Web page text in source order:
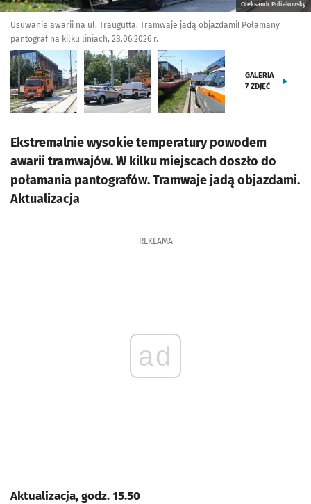
Oleksandr Poliakovsky
Usuwanie awarii na ul. Traugutta. Tramwaje jadą objazdami! Połamany
pantograf na kilku liniach, 28.06.2026 r.
GALERIA
7 ZDJĘĆ
Ekstremalnie wysokie temperatury powodem
awarii tramwajów. W kilku miejscach doszło do
połamania pantografów. Tramwaje jadą objazdami.
Aktualizacja
REKLAMA
ad
Aktualizacja, godz. 15.50